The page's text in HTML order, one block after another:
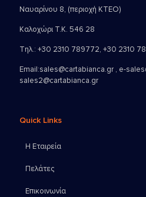
Ναυαρίνου 8, (περιοχή ΚΤΕΟ)
Καλοχώρι Τ.Κ. 546 28
Τηλ.: +30 2310 789772, +30 2310
Email:sales@cartabianca.gr , e-
sales2@cartabianca.gr
Quick Links
Η Εταιρεία
Πελάτες
Επικοινωνία